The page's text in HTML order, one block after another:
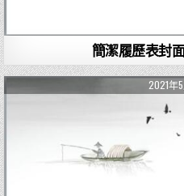
簡潔履歷表封
2021年